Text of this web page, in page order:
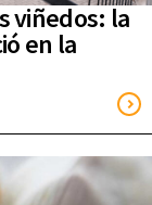
viñedos: la
en la